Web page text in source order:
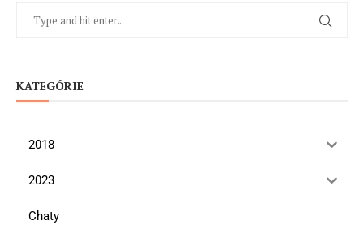
KATEGÓRIE
2018
2023
Chaty